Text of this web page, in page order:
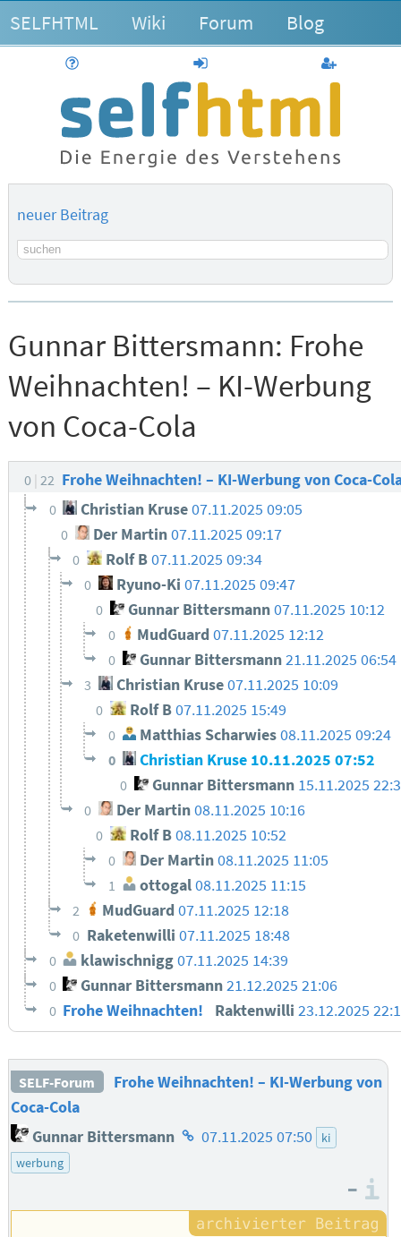
SELFHTML Wiki Forum Blog
anmelden
neuer Beitrag
Suchbegriff
Gunnar Bittersmann: Frohe
Weihnachten! – KI-Werbung
von Coca-Cola
0 22 Frohe Weihnachten! – KI-Werbung von Coca-
0 Christian Kruse07.11.2025 09:05
0 Der Martin 07.11.2025 09:17
0 Rolf B 07.11.2025 09:34
0 Ryuno-Ki 07.11.2025 09:47
0 Gunnar Bittersmann07.11.2025 10:12
0 MudGuard 07.11.2025 12:12
0 Gunnar Bittersmann21.11.2025 06:54
3 Christian Kruse07.11.2025 10:09
0 Rolf B07.11.2025 15:49
0 Matthias Scharwies08.11.2025 09:24
0 Christian Kruse 10.11.2025 07:52
0 Gunnar Bittersmann 15.11.2025
0 Der Martin08.11.2025 10:16
0 Rolf B08.11.2025 10:52
0 Der Martin08.11.2025 11:05
1 ottogal08.11.2025 11:15
2 MudGuard 07.11.2025 12:18
0 Raketenwilli 07.11.2025 18:48
0 klawischnigg07.11.2025 14:39
0 Gunnar Bittersmann21.12.2025 21:06
0 Frohe Weihnachten! Raktenwilli23.12.2025
SELF-Forum
Frohe Weihnachten! – KI-Werbung von
Coca-Cola
Gunnar Bittersmann Homepage
07.11.2025 07:50
ki
werbung
–